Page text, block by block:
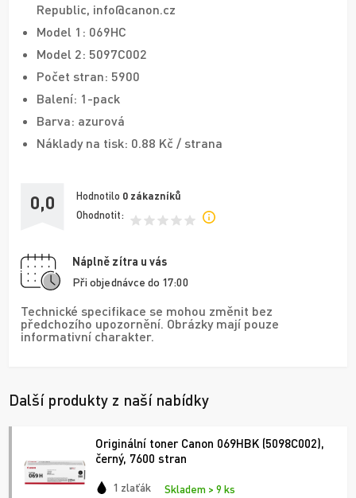
Republic, info@canon.cz
Model 1: 069HC
Model 2: 5097C002
Počet stran: 5900
Balení: 1-pack
Barva: azurová
Náklady na tisk: 0.88 Kč / strana
0,0 Hodnotilo 0 zákazníků
Ohodnotit:
Náplně zítra u vás
Při objednávce do 17:00
Technické specifikace se mohou změnit bez
předchozího upozornění. Obrázky mají pouze
informativní charakter.
Další produkty z naší nabídky
Originální toner Canon 069HBK (5098C002),
černý, 7600 stran
1 zlaťák Skladem > 9 ks